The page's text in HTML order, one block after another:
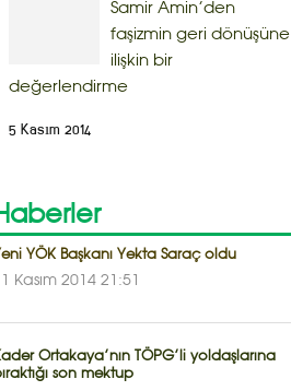
Samir Amin’den
faşizmin geri dönüşüne
ilişkin bir
değerlendirme
5 Kasım 2014
YÖK Başkanı Yekta Saraç oldu
11 Kasım 2014 21:51
Ortakaya’nın TÖPG’li yoldaşlarına
son mektup